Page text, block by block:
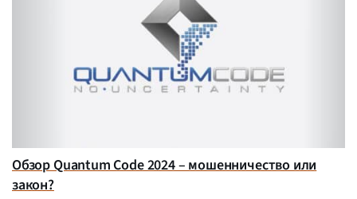
Обзор Quantum Code 2024 – мошенничество или
закон?